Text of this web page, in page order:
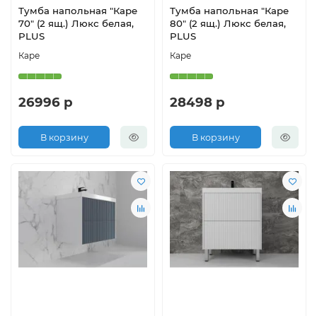
Тумба напольная "Каре
70" (2 ящ.) Люкс белая,
PLUS
Каре
26996 р
В корзину
Тумба напольная "Каре
80" (2 ящ.) Люкс белая,
PLUS
Каре
28498 р
В корзину